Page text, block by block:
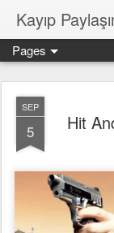
Kayıp
Pages
SEP
5 Hit